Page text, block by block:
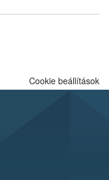
jártas szakértőt.
Cookie beállítások